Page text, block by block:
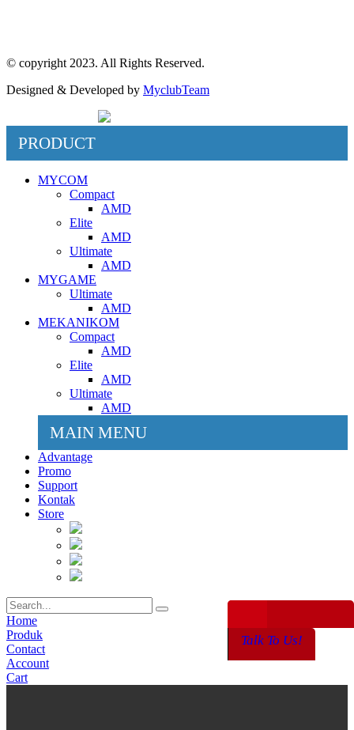
Talk To Us!
© copyright 2023. All Rights Reserved.
Designed & Developed by MyclubTeam
PRODUCT
MYCOM
Compact
AMD
Elite
AMD
Ultimate
AMD
MYGAME
Ultimate
AMD
MEKANIKOM
Compact
AMD
Elite
AMD
Ultimate
AMD
MAIN MENU
Advantage
Promo
Support
Kontak
Store
Home
Produk
Contact
Account
Cart